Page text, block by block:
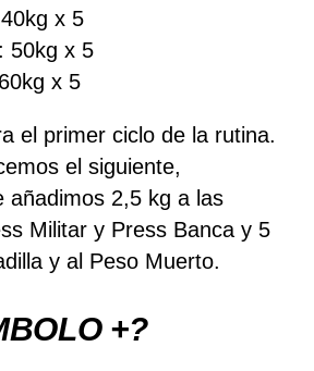
x 5
50kg x 5
x 5
el primer ciclo de la rutina.
el siguiente,
añadimos 2,5 kg a las
Militar y Press Banca y 5
y al Peso Muerto.
+?